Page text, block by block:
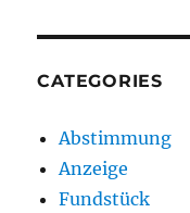
CATEGORIES
Abstimmung
Anzeige
Fundstück